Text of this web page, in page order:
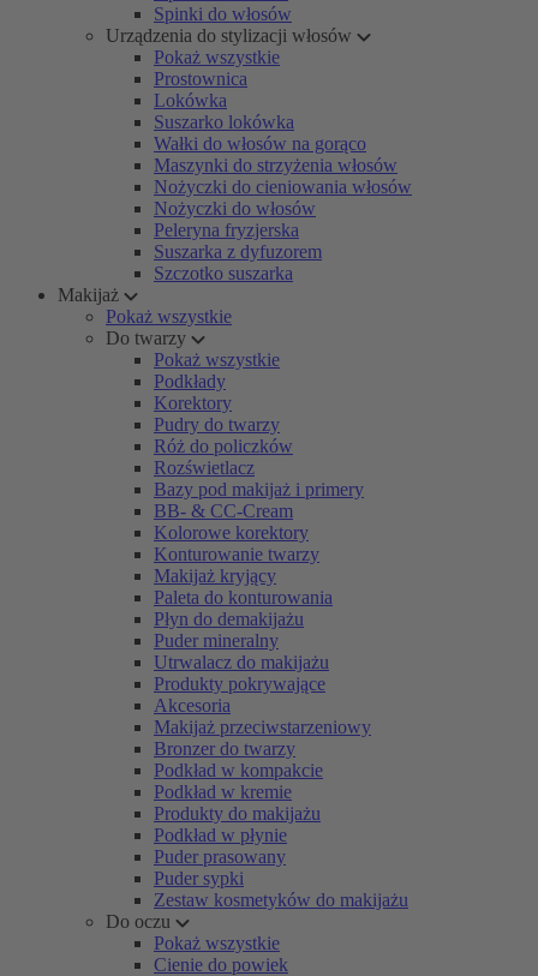
Spinki do włosów
Urządzenia do stylizacji włosów
Pokaż wszystkie
Prostownica
Lokówka
Suszarko lokówka
Wałki do włosów na gorąco
Maszynki do strzyżenia włosów
Nożyczki do cieniowania włosów
Nożyczki do włosów
Peleryna fryzjerska
Suszarka z dyfuzorem
Szczotko suszarka
Makijaż
Pokaż wszystkie
Do twarzy
Pokaż wszystkie
Podkłady
Korektory
Pudry do twarzy
Róż do policzków
Rozświetlacz
Bazy pod makijaż i primery
BB- & CC-Cream
Kolorowe korektory
Konturowanie twarzy
Makijaż kryjący
Paleta do konturowania
Płyn do demakijażu
Puder mineralny
Utrwalacz do makijażu
Produkty pokrywające
Akcesoria
Makijaż przeciwstarzeniowy
Bronzer do twarzy
Podkład w kompakcie
Podkład w kremie
Produkty do makijażu
Podkład w płynie
Puder prasowany
Puder sypki
Zestaw kosmetyków do makijażu
Do oczu
Pokaż wszystkie
Cienie do powiek